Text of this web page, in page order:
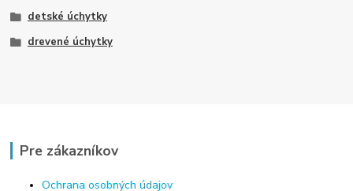
detské úchytky
drevené úchytky
Pre zákazníkov
Ochrana osobných údajov